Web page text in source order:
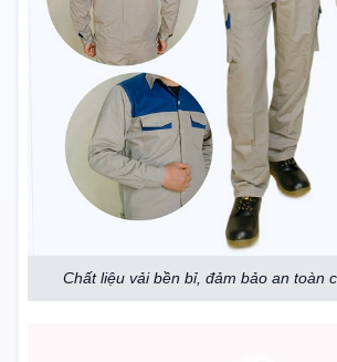
Chất liệu vải bền bỉ, đảm bảo an toàn